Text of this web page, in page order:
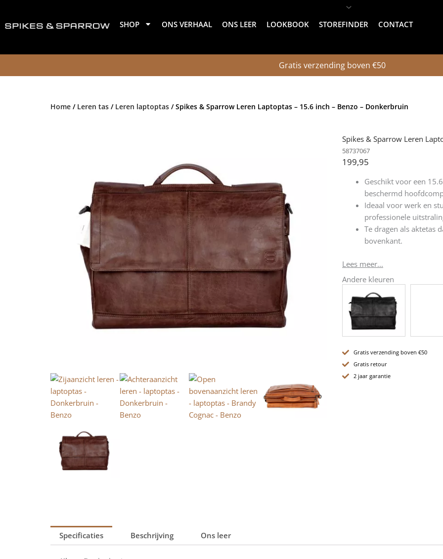
de
SHOP ONS VERHAAL ONS LEER LOOKBOOK STOREFINDER CONTACT
Gratis verzending boven €50
Home / Leren tas / Leren laptoptas / Spikes & Sparrow Leren Laptoptas – 15.6 inch – Benzo – Donkerbruin
Spikes & Sparrow Leren
58737067
199,95
Geschikt voor een
beschermd
Ideaal voor werk en
professionele
Te dragen als aktetas
bovenkant.
Lees meer...
Andere kleuren
Gratis verzending boven €50
Gratis retour
2 jaar garantie
Specificaties Beschrijving Ons leer